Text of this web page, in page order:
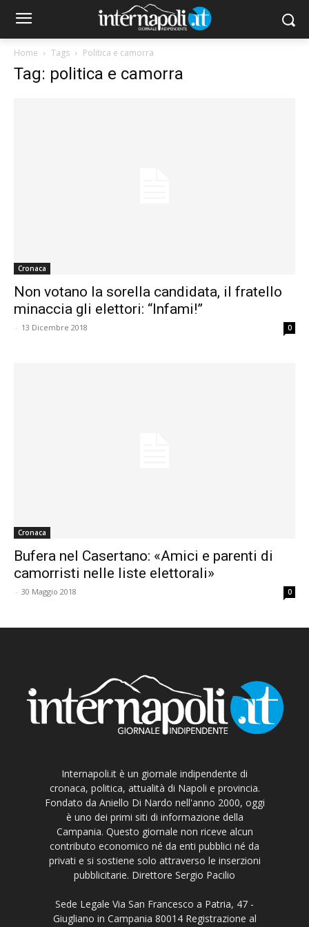
Home Tags Politica e camorra
Tag: politica e camorra
Cronaca
Non votano la sorella candidata, il fratello
minaccia gli elettori: “Infami!”
- 13 Dicembre 2018 0
Cronaca
Bufera nel Casertano: «Amici e parenti di
camorristi nelle liste elettorali»
- 30 Maggio 2018 0
Internapoli.it è un giornale indipendente di
cronaca, politica, attualità di Napoli e provincia.
Fondato da Aniello Di Nardo nell'anno 2000, oggi
è uno dei primi siti di informazione della
Campania. Questo giornale non riceve alcun
contributo economico né da enti pubblici né da
privati e si sostiene solo attraverso le inserzioni
pubblicitarie. Direttore Sergio Pacilio
Sede Legale Via San Francesco a Patria, 47 -
Giugliano in Campania 80014 Registrazione al